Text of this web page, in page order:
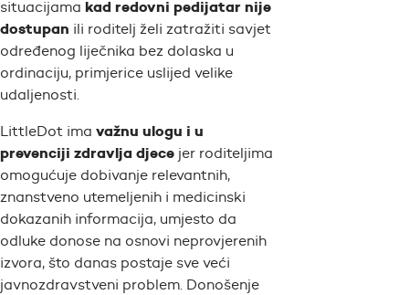
situacijama kad redovni pedijatar nije
dostupan ili roditelj želi zatražiti savjet
određenog liječnika bez dolaska u
ordinaciju, primjerice uslijed velike
udaljenosti.
LittleDot ima važnu ulogu i u
prevenciji zdravlja djece jer roditeljima
omogućuje dobivanje relevantnih,
znanstveno utemeljenih i medicinski
dokazanih informacija, umjesto da
odluke donose na osnovi neprovjerenih
izvora, što danas postaje sve veći
javnozdravstveni problem. Donošenje